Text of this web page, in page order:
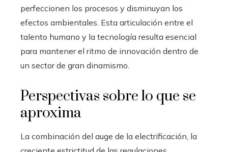
perfeccionen los procesos y disminuyan los
efectos ambientales. Esta articulación entre el
talento humano y la tecnología resulta esencial
para mantener el ritmo de innovación dentro de
un sector de gran dinamismo.
Perspectivas sobre lo que se
aproxima
La combinación del auge de la electrificación, la